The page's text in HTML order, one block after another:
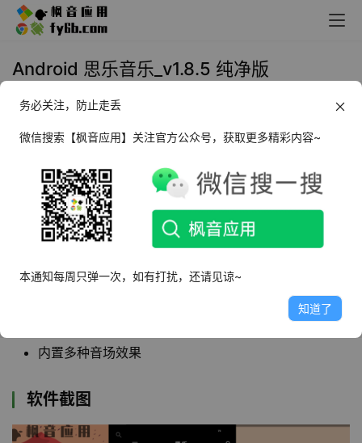
Android 思乐音乐_v1.8.5 纯净版
2022年8月4日 09:54
件，首页会自动识别主流平台上下载的音乐文
件，会单独分类好。
软件特点
内置多种音场效果
软件截图
务必关注，防止走丢
微信搜索【枫音应用】关注官方公众号，获取更多精彩内容~
本通知每周只弹一次，如有打扰，还请见谅~
知道了